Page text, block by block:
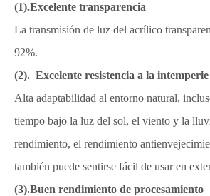
(1).Excelente transparencia
La transmisión de luz del acrílico
92%.
(2). Excelente resistencia a la intemperie
Alta adaptabilidad al entorno natural,
tiempo bajo la luz del sol, el viento y la
rendimiento, el rendimiento
también puede sentirse fácil de usar en
(3).Buen rendimiento de procesamiento